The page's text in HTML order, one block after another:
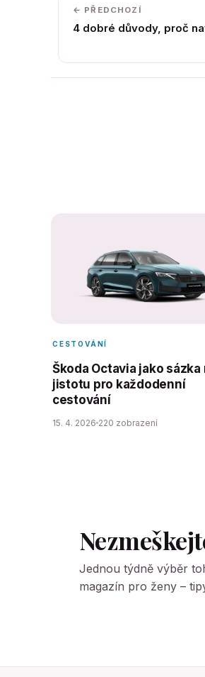
← PŘEDCHOZÍ
4 dobré důvody, proč
CESTOVÁNÍ
Škoda Octavia jako sázka
jistotu pro každodenní
cestování
15. 4. 2026 220 zobrazení
Jednou týdně výběr
magazín pro ženy –